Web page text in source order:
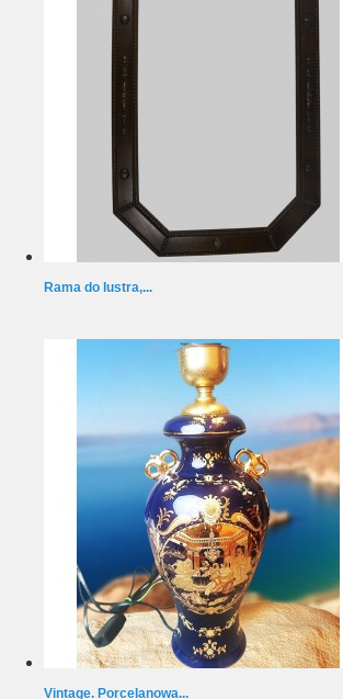
Rama do lustra,...
Vintage. Porcelanowa...